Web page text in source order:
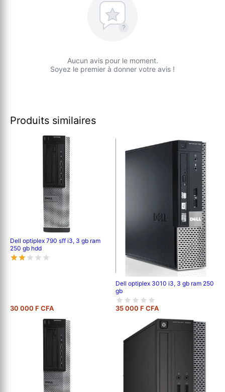
?
Aucun avis pour le moment.
Soyez le premier à donner votre avis !
Produits similaires
Dell optiplex 790 sff i3, 3 gb ram
250 gb hdd
30 000 F CFA
Dell optiplex 3010 i3, 3 gb ram 250
gb
35 000 F CFA